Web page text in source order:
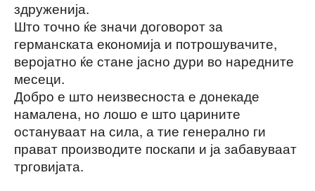
здруженија.
Што точно ќе значи договорот за
германската економија и потрошувачите,
веројатно ќе стане јасно дури во наредните
месеци.
Добро е што неизвесноста е донекаде
намалена, но лошо е што царините
остануваат на сила, а тие генерално ги
прават производите поскапи и ја забавуваат
трговијата.